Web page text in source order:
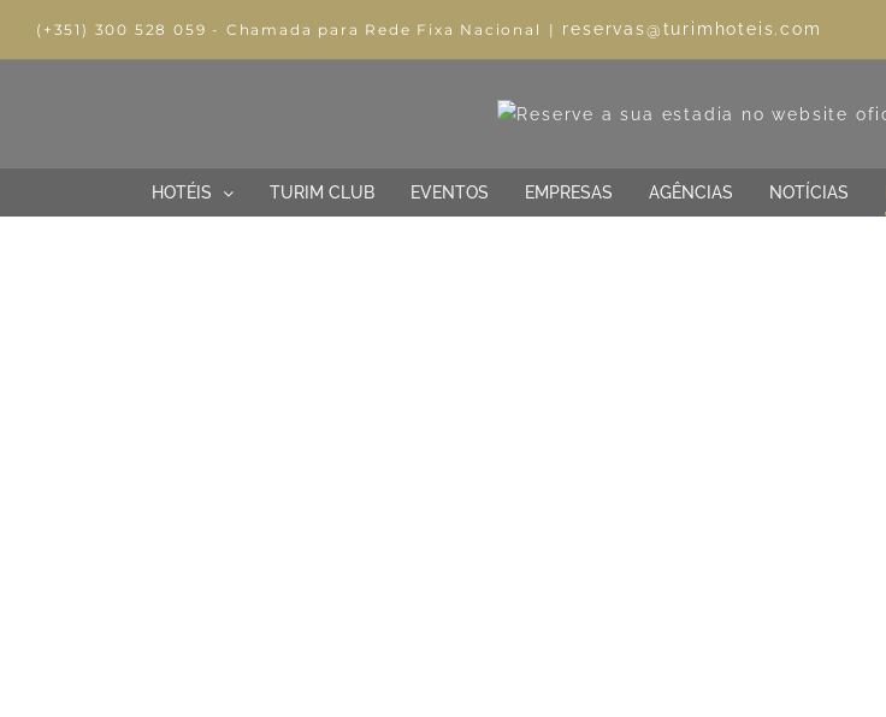
(+351) 300 528 059 - Chamada para Rede Fixa Nacional | reservas@turimhoteis.com
HOTÉIS TURIM CLUB EVENTOS EMPRESAS AGÊNCIAS NOTÍCIAS